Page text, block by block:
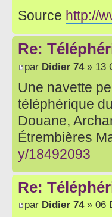
Source http://
Re:
par Didier 74» 13
Une navette
téléphérique
Douane,
Étrembières
y/18492093
Re:
par Didier 74» 06